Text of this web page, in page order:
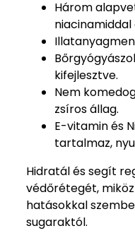
Három
kifejlesztve.
Nem
zsíros állag.
E-vitamin és
tartalmaz,
Hidratál és segít
védőrétegét,
hatásokkal
sugaraktól.